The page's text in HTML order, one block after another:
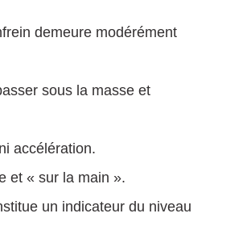
demeure modérément
sous la masse et
accélération.
et « sur la main ».
un indicateur du niveau